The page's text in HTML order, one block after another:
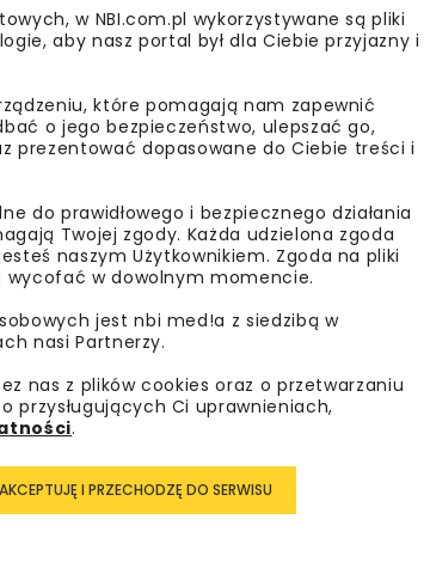
odcinku, tym razem w docelowym,
masie całkowitej do 3,5 t
organizacji ruchu. Ze względu
Po uzyskaniu pozwolenia
w NBI.com.pl wykorzystywane są pliki
aby nasz portal był dla Ciebie przyjazny i
które pomagają nam zapewnić
o jego bezpieczeństwo, ulepszać go,
prezentować dopasowane do Ciebie treści i
do prawidłowego i bezpiecznego działania
Twojej zgody. Każda udzielona zgoda
naszym Użytkownikiem. Zgoda na pliki
w dowolnym momencie.
jest nbi med!a z siedzibą w
nasi Partnerzy.
nas z plików cookies oraz o przetwarzaniu
przysługujących Ci uprawnieniach,
.
AKCEPTUJĘ I PRZECHODZĘ DO SERWISU